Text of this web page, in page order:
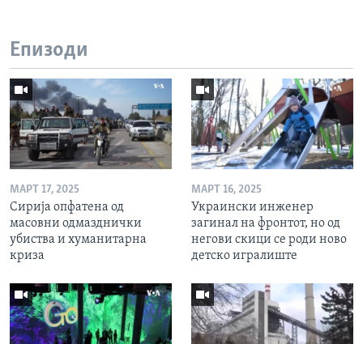
Епизоди
МАРТ 17, 2025
Сирија опфатена од
масовни одмазднички
убиства и хуманитарна
криза
МАРТ 16, 2025
Украински инженер
загинал на фронтот, но од
негови скици се роди ново
детско игралиште